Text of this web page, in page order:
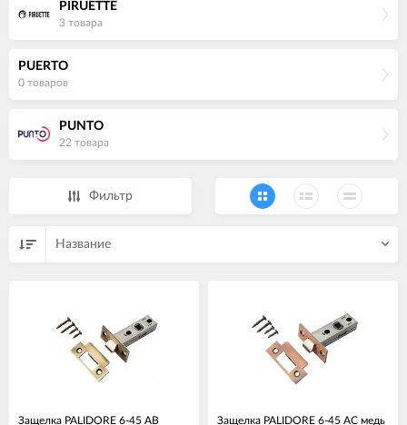
PIRUETTE
3 товара
PUERTO
0 товаров
PUNTO
22 товара
Фильтр
Название
Защелка PALIDORE 6-45 AB
Защелка PALIDORE 6-45 AC медь